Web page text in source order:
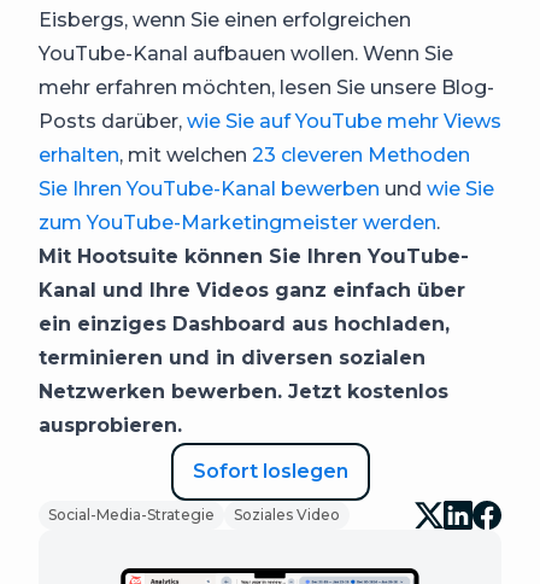
Eisbergs, wenn Sie einen erfolgreichen
YouTube-Kanal aufbauen wollen. Wenn Sie
mehr erfahren möchten, lesen Sie unsere Blog-
Posts darüber, wie Sie auf YouTube mehr Views
erhalten, mit welchen 23 cleveren Methoden
Sie Ihren YouTube-Kanal bewerben und wie Sie
zum YouTube-Marketingmeister werden.
Mit Hootsuite können Sie Ihren YouTube-
Kanal und Ihre Videos ganz einfach über
ein einziges Dashboard aus hochladen,
terminieren und in diversen sozialen
Netzwerken bewerben. Jetzt kostenlos
ausprobieren.
Sofort loslegen
Social-Media-Strategie Soziales Video